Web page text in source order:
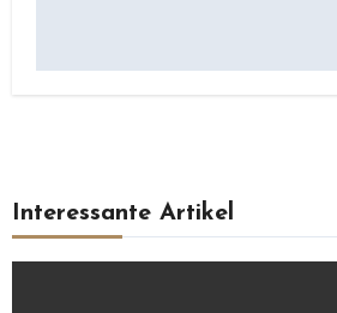
Interessante Artikel